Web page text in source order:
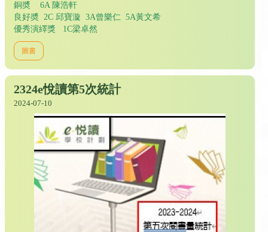
銅奬 6A 陳浩軒
良好奬 2C 邱寶漩 3A曾樂仁 5A黃文希
優秀演繹獎 1C梁卓然
圖書
2324e悅讀第5次統計
2024-07-10